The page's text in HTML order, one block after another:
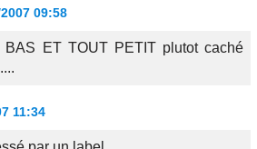
09:58
ET TOUT PETIT plutot caché
11:34